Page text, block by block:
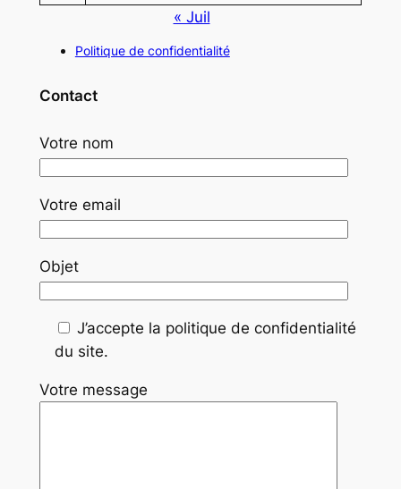
« Juil
Politique de confidentialité
Contact
Votre nom
Votre email
Objet
J’accepte la politique de confidentialité
du site.
Votre message